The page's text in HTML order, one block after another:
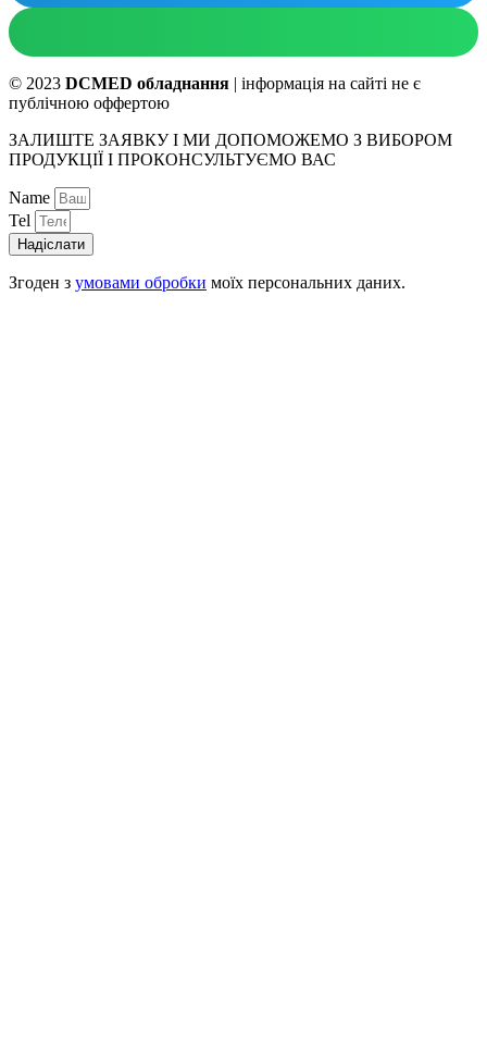
© 2023 DCMED обладнання | інформація на сайті не є
публічною оффертою
ЗАЛИШТЕ ЗАЯВКУ І МИ ДОПОМОЖЕМО З ВИБОРОМ
ПРОДУКЦІЇ І ПРОКОНСУЛЬТУЄМО ВАС
Name
Tel
Надіслати
Згоден з умовами обробки моїх персональних даних.